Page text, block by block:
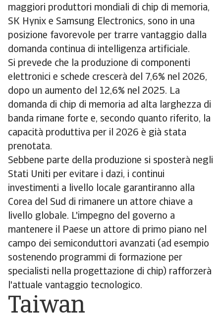
maggiori produttori mondiali di chip di memoria,
SK Hynix e Samsung Electronics, sono in una
posizione favorevole per trarre vantaggio dalla
domanda continua di intelligenza artificiale.
Si prevede che la produzione di componenti
elettronici e schede crescerà del 7,6% nel 2026,
dopo un aumento del 12,6% nel 2025. La
domanda di chip di memoria ad alta larghezza di
banda rimane forte e, secondo quanto riferito, la
capacità produttiva per il 2026 è già stata
prenotata.
Sebbene parte della produzione si sposterà negli
Stati Uniti per evitare i dazi, i continui
investimenti a livello locale garantiranno alla
Corea del Sud di rimanere un attore chiave a
livello globale. L'impegno del governo a
mantenere il Paese un attore di primo piano nel
campo dei semiconduttori avanzati (ad esempio
sostenendo programmi di formazione per
specialisti nella progettazione di chip) rafforzerà
l'attuale vantaggio tecnologico.
Taiwan